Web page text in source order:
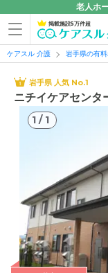
老人ホ
掲載施設5万件超
ケアスル 介護 岩手県の有
岩手県 人気 No.1
ニチイケアセンタ
1 / 1